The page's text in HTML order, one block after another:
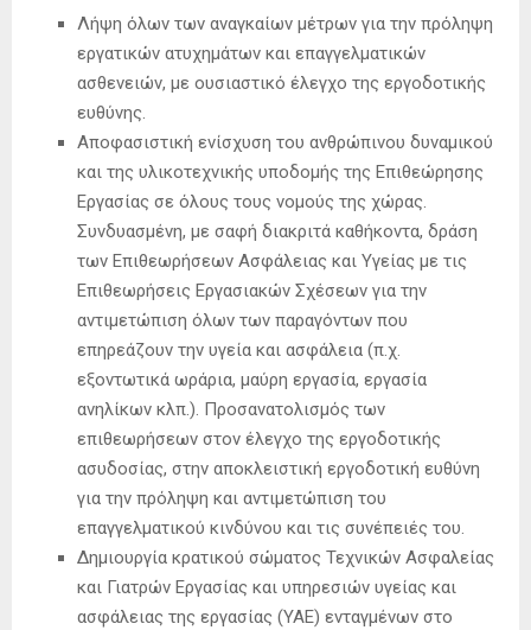
Λήψη όλων των αναγκαίων μέτρων για την πρόληψη
εργατικών ατυχημάτων και επαγγελματικών
ασθενειών, με ουσιαστικό έλεγχο της εργοδοτικής
ευθύνης.
Αποφασιστική ενίσχυση του ανθρώπινου δυναμικού
και της υλικοτεχνικής υποδομής της Επιθεώρησης
Εργασίας σε όλους τους νομούς της χώρας.
Συνδυασμένη, με σαφή διακριτά καθήκοντα, δράση
των Επιθεωρήσεων Ασφάλειας και Υγείας με τις
Επιθεωρήσεις Εργασιακών Σχέσεων για την
αντιμετώπιση όλων των παραγόντων που
επηρεάζουν την υγεία και ασφάλεια (π.χ.
εξοντωτικά ωράρια, μαύρη εργασία, εργασία
ανηλίκων κλπ.). Προσανατολισμός των
επιθεωρήσεων στον έλεγχο της εργοδοτικής
ασυδοσίας, στην αποκλειστική εργοδοτική ευθύνη
για την πρόληψη και αντιμετώπιση του
επαγγελματικού κινδύνου και τις συνέπειές του.
Δημιουργία κρατικού σώματος Τεχνικών Ασφαλείας
και Γιατρών Εργασίας και υπηρεσιών υγείας και
ασφάλειας της εργασίας (ΥΑΕ) ενταγμένων στο